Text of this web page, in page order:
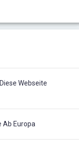
Webseite
Ab Europa